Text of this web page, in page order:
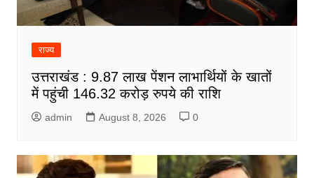
राज्य
उत्तराखंड : 9.87 लाख पेंशन लाभार्थियों के खातों
में पहुंची 146.32 करोड़ रुपये की राशि
admin August 8, 2026 0